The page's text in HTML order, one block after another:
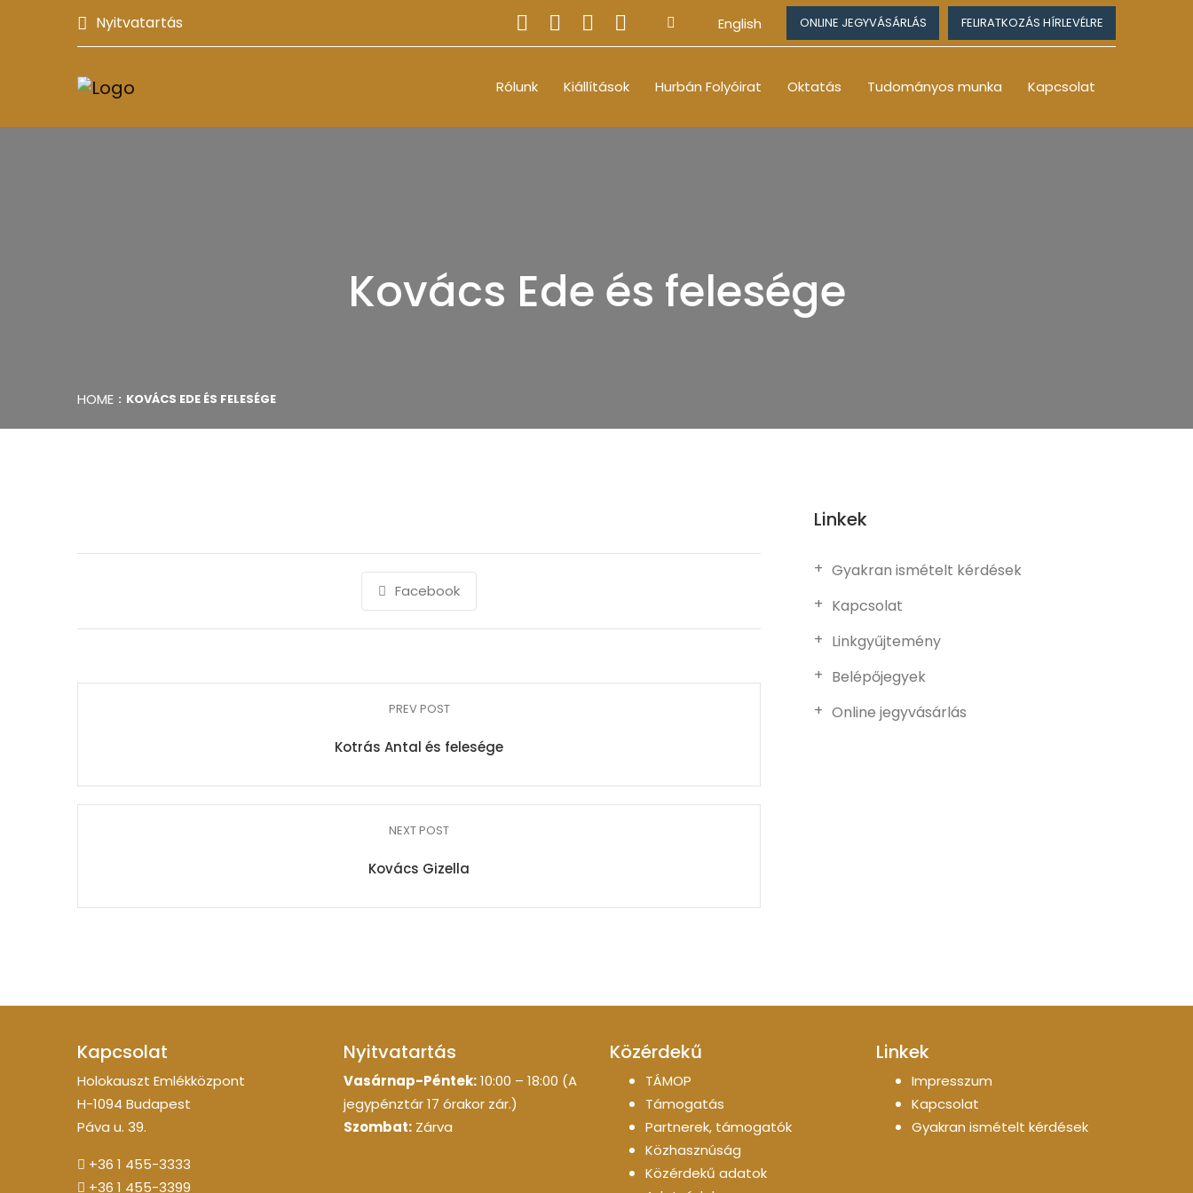
Nyitvatartás English ONLINE JEGYVÁSÁRLÁS FELIRATKOZÁS HÍRLEVÉLRE
Rólunk Kiállítások Hurbán Folyóirat Oktatás Tudományos munka Kapcsolat
Kovács Ede és felesége
HOME KOVÁCS EDE ÉS FELESÉGE
Facebook
PREV POST
Kotrás Antal és felesége
NEXT POST
Kovács Gizella
Linkek
Gyakran ismételt kérdések
Kapcsolat
Linkgyűjtemény
Belépőjegyek
Online jegyvásárlás
Kapcsolat
Holokauszt Emlékközpont
H-1094 Budapest
Páva u. 39.
+36 1 455-3333
+36 1 455-3399
Nyitvatartás
Vasárnap-Péntek:10:00 – 18:00 (A
jegypénztár 17 órakor zár.)
Szombat: Zárva
Közérdekű
TÁMOP
Támogatás
Partnerek, támogatók
Közhasznúság
Közérdekű adatok
Linkek
Impresszum
Kapcsolat
Gyakran ismételt kérdések